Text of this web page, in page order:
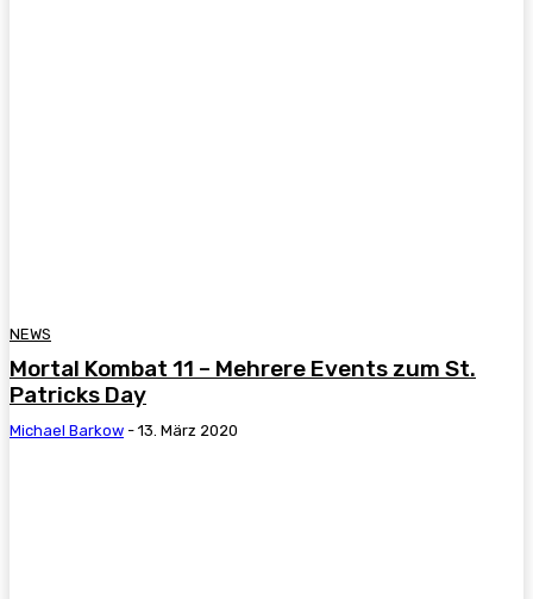
NEWS
Mortal Kombat 11 – Mehrere Events zum St.
Patricks Day
Michael Barkow - 13. März 2020